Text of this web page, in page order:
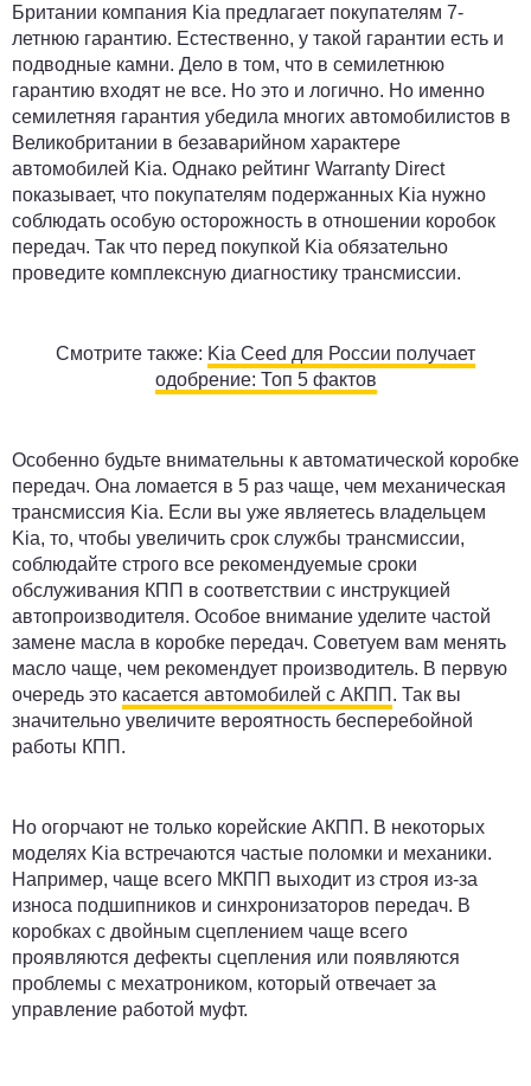
Британии компания Kia предлагает покупателям 7-
летнюю гарантию. Естественно, у такой гарантии есть и
подводные камни. Дело в том, что в семилетнюю
гарантию входят не все. Но это и логично. Но именно
семилетняя гарантия убедила многих автомобилистов в
Великобритании в безаварийном характере
автомобилей Kia. Однако рейтинг Warranty Direct
показывает, что покупателям подержанных Kia нужно
соблюдать особую осторожность в отношении коробок
передач. Так что перед покупкой Kia обязательно
проведите комплексную диагностику трансмиссии.
Смотрите также: Kia Ceed для России получает
одобрение: Топ 5 фактов
Особенно будьте внимательны к автоматической коробке
передач. Она ломается в 5 раз чаще, чем механическая
трансмиссия Kia. Если вы уже являетесь владельцем
Kia, то, чтобы увеличить срок службы трансмиссии,
соблюдайте строго все рекомендуемые сроки
обслуживания КПП в соответствии с инструкцией
автопроизводителя. Особое внимание уделите частой
замене масла в коробке передач. Советуем вам менять
масло чаще, чем рекомендует производитель. В первую
очередь это касается автомобилей с АКПП . Так вы
значительно увеличите вероятность бесперебойной
работы КПП.
Но огорчают не только корейские АКПП. В некоторых
моделях Kia встречаются частые поломки и механики.
Например, чаще всего МКПП выходит из строя из-за
износа подшипников и синхронизаторов передач. В
коробках с двойным сцеплением чаще всего
проявляются дефекты сцепления или появляются
проблемы с мехатроником, который отвечает за
управление работой муфт.